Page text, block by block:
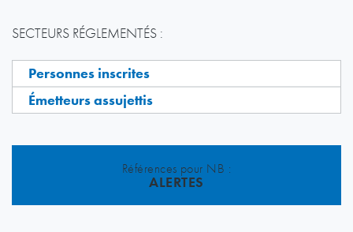
SECTEURS RÉGLEMENTÉS :
Personnes inscrites
Émetteurs assujettis
Références pour NB :
ALERTES